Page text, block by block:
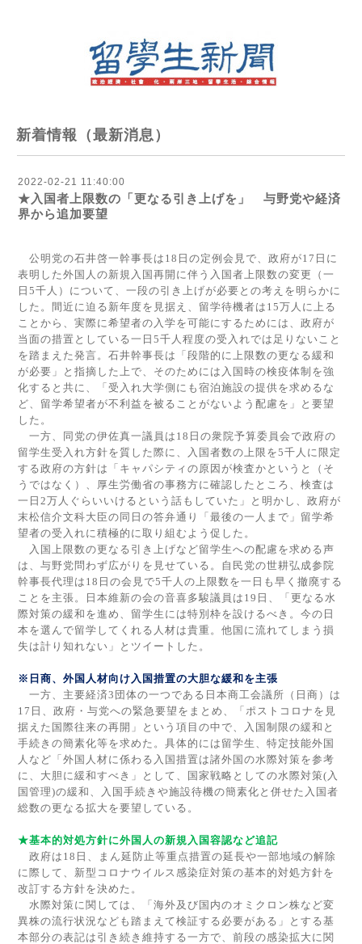
新着情報（最新消息）
2022-02-21 11:40:00
★入国者上限数の「更なる引き上げを」 与野党や経済
界から追加要望
公明党の石井啓一幹事長は 18 日の定例会見で、政府が17 日に
表明した外国人の新規入国再開に伴う入国者上限数の変更（一
日 5千人）について、一段の引き上げが必要との考えを明らかに
した。間近に迫る新年度を見据え、留学待機者は 15万人に上る
ことから、実際に希望者の入学を可能にするためには、政府が
当面の措置としている一日 5千人程度の受入れでは足りないこと
を踏まえた発言。石井幹事長は「段階的に上限数の更なる緩和
が必要」と指摘した上で、そのためには入国時の検疫体制を強
化すると共に、「受入れ大学側にも宿泊施設の提供を求めるな
ど、留学希望者が不利益を被ることがないよう配慮を」と要望
した。
一方、同党の伊佐真一議員は 18 日の衆院予算委員会で政府の
留学生受入れ方針を質した際に、入国者数の上限を5千人に限定
する政府の方針は「キャパシティの原因が検査かというと（そ
うではなく）、厚生労働省の事務方に確認したところ、検査は
一日 2万人ぐらいいけるという話もしていた」と明かし、政府が
末松信介文科大臣の同日の答弁通り「最後の一人まで」留学希
望者の受入れに積極的に取り組むよう促した。
入国上限数の更なる引き上げなど留学生への配慮を求める声
は、与野党問わず広がりを見せている。自民党の世耕弘成参院
幹事長代理は 18 日の会見で5千人の上限数を一日も早く撤廃する
ことを主張。日本維新の会の音喜多駿議員は 19 日、「更なる水
際対策の緩和を進め、留学生には特別枠を設けるべき。今の日
本を選んで留学してくれる人材は貴重。他国に流れてしまう損
失は計り知れない」とツイートした。
※日商、外国人材向け入国措置の大胆な緩和を主張
一方、主要経済3 団体の一つである日本商工会議所（日商）は
17 日、政府・与党への緊急要望をまとめ、「ポストコロナを見
据えた国際往来の再開」という項目の中で、入国制限の緩和と
手続きの簡素化等を求めた。具体的には留学生、特定技能外国
人など「外国人材に係わる入国措置は諸外国の水際対策を参考
に、大胆に緩和すべき」として、国家戦略としての水際対策( 入
国管理)の緩和、入国手続きや施設待機の簡素化と併せた入国者
総数の更なる拡大を要望している。
★基本的対処方針に外国人の新規入国容認など追記
政府は 18 日、まん延防止等重点措置の延長や一部地域の解除
に際して、新型コロナウイルス感染症対策の基本的対処方針を
改訂する方針を決めた。
水際対策に関しては、「海外及び国内のオミクロン株など変
異株の流行状況なども踏まえて検証する必要がある」とする基
本部分の表記は引き続き維持する一方で、前段の感染拡大に関